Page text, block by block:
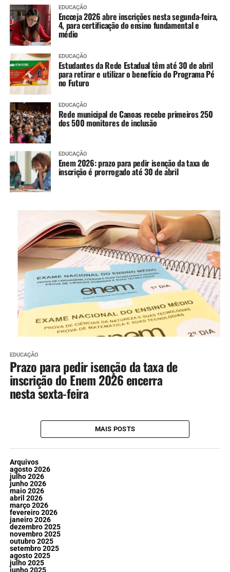
EDUCAÇÃO
Encceja 2026 abre inscrições nesta segunda-feira,
4, para certificação do ensino fundamental e
médio
EDUCAÇÃO
Estudantes da Rede Estadual têm até 30 de abril
para retirar e utilizar o benefício do Programa Pé
no Futuro
EDUCAÇÃO
Rede municipal de Canoas recebe primeiros 250
dos 500 monitores de inclusão
EDUCAÇÃO
Enem 2026: prazo para pedir isenção da taxa de
inscrição é prorrogado até 30 de abril
EDUCAÇÃO
Prazo para pedir isenção da taxa de
inscrição do Enem 2026 encerra
nesta sexta-feira
MAIS POSTS
Arquivos
agosto 2026
julho 2026
junho 2026
maio 2026
abril 2026
março 2026
fevereiro 2026
janeiro 2026
dezembro 2025
novembro 2025
outubro 2025
setembro 2025
agosto 2025
julho 2025
junho 2025